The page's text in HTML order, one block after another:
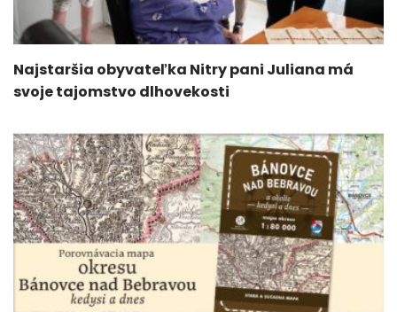
Najstaršia obyvateľka Nitry pani Juliana má
svoje tajomstvo dlhovekosti